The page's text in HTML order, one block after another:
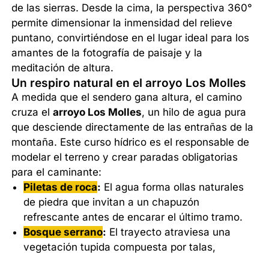
de las sierras. Desde la cima, la perspectiva 360°
permite dimensionar la inmensidad del relieve
puntano, convirtiéndose en el lugar ideal para los
amantes de la fotografía de paisaje y la
meditación de altura.
Un respiro natural en el arroyo Los Molles
A medida que el sendero gana altura, el camino
cruza elarroyo Los Molles, un hilo de agua pura
que desciende directamente de las entrañas de la
montaña. Este curso hídrico es el responsable de
modelar el terreno y crear paradas obligatorias
para el caminante:
Piletas de roca: El agua forma ollas naturales
de piedra que invitan a un chapuzón
refrescante antes de encarar el último tramo.
Bosque serrano: El trayecto atraviesa una
vegetación tupida compuesta por talas,